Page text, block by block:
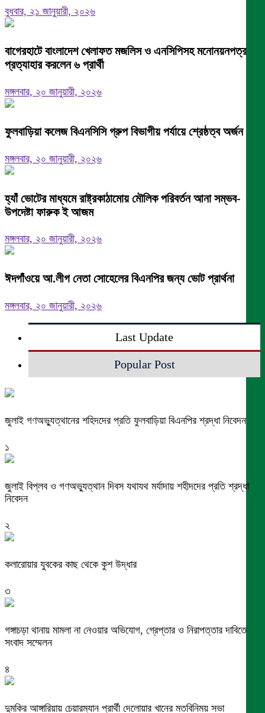
বুধবার, ২১ জানুয়ারী, ২০২৬
বাগেরহাটে বাংলাদেশ খেলাফত মজলিস ও এনসিপিসহ মনোনয়নপত্র
প্রত্যাহার করলেন ৬ প্রার্থী
মঙ্গলবার, ২০ জানুয়ারী, ২০২৬
ফুলবাড়িয়া কলেজ বিএনসিসি গ্রুপ বিভাগীয় পর্যায়ে শ্রেষ্ঠত্ব অর্জন।
মঙ্গলবার, ২০ জানুয়ারী, ২০২৬
হ্যাঁ ভোটের মাধ্যমে রাষ্ট্রকাঠামোয় মৌলিক পরিবর্তন আনা সম্ভব-
উপদেষ্টা ফারুক ই আজম
মঙ্গলবার, ২০ জানুয়ারী, ২০২৬
ঈদগাঁওয়ে আ.লীগ নেতা সোহেলের বিএনপির জন্য ভোট প্রার্থনা
মঙ্গলবার, ২০ জানুয়ারী, ২০২৬
Last Update
Popular Post
জুলাই গণঅভ্যুত্থানের শহিদদের প্রতি ফুলবাড়িয়া বিএনপির শ্রদ্ধা নিবেদন
১
জুলাই বিপ্লব ও গণঅভ্যুত্থান দিবস যথাযথ মর্যাদায় শহীদদের প্রতি শ্রদ্ধা
নিবেদন
২
কলারোয়ার যুবকের কাছ থেকে কুশ উদ্ধার
৩
গঙ্গাচড়া থানায় মামলা না নেওয়ার অভিযোগ, গ্রেপ্তার ও নিরাপত্তার দাবিতে
সংবাদ সম্মেলন
৪
দুমকির আঙ্গারিয়ায় চেয়ারম্যান প্রার্থী দেলোয়ার খানের মতবিনিময় সভা